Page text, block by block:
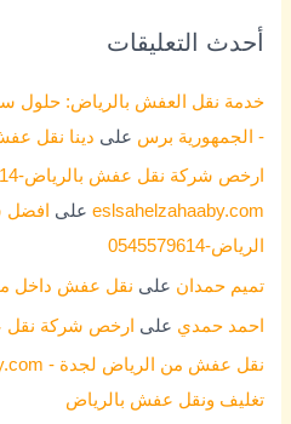
أحدث التعليقات
خدمة نقل العفش بالرياض: حلول
- الجمهورية برس على دينا نقل عفش
eslsahelzahaaby.com على
افضل
الرياض-0545579614
تميم حمدان على نقل عفش داخل مناطق
احمد حمدي على ارخص شركة نقل عفش
نقل عفش من الرياض لجدة - eslsahelzahaaby.com
تغليف ونقل عفش بالرياض